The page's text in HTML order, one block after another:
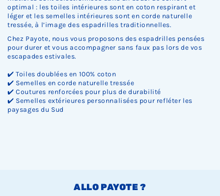
optimal : les toiles intérieures sont en coton respirant et
léger et les semelles intérieures sont en corde naturelle
tressée, à l’image des espadrilles traditionnelles.
Chez Payote, nous vous proposons des espadrilles pensées
pour durer et vous accompagner sans faux pas lors de vos
escapades estivales.
✔️ Toiles doublées en 100% coton
✔️ Semelles en corde naturelle tressée
✔️ Coutures renforcées pour plus de durabilité
✔️ Semelles extérieures personnalisées pour refléter les
paysages du Sud
ALLO PAYOTE ?